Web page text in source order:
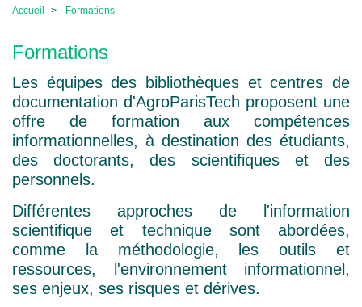
Accueil Formations
Formations
Les équipes des bibliothèques et centres de
documentation d'AgroParisTech proposent une
offre de formation aux compétences
informationnelles, à destination des étudiants,
des doctorants, des scientifiques et des
personnels.
Différentes approches de l'information
scientifique et technique sont abordées,
comme la méthodologie, les outils et
ressources, l'environnement informationnel,
ses enjeux, ses risques et dérives.